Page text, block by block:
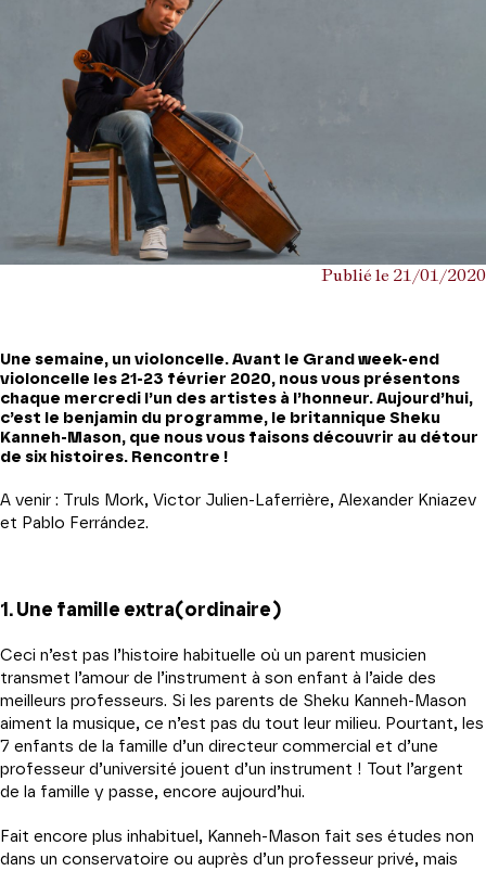
Publié le 21/01/2020
Une semaine, un violoncelle. Avant le Grand week-end
violoncelle les 21-23 février 2020, nous vous présentons
chaque mercredi l’un des artistes à l’honneur. Aujourd’hui,
c’est le benjamin du programme, le britannique Sheku
Kanneh-Mason, que nous vous faisons découvrir au détour
de six histoires. Rencontre !
A venir : Truls Mork, Victor Julien-Laferrière, Alexander Kniazev
et Pablo Ferrández.
1. Une famille extra(ordinaire)
Ceci n’est pas l’histoire habituelle où un parent musicien
transmet l’amour de l’instrument à son enfant à l’aide des
meilleurs professeurs. Si les parents de Sheku Kanneh-Mason
aiment la musique, ce n’est pas du tout leur milieu. Pourtant, les
7 enfants de la famille d’un directeur commercial et d’une
professeur d’université jouent d’un instrument ! Tout l’argent
de la famille y passe, encore aujourd’hui.
Fait encore plus inhabituel, Kanneh-Mason fait ses études non
dans un conservatoire ou auprès d’un professeur privé, mais